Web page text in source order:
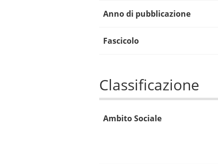
Anno di pubblicazione
Fascicolo
Classificazione
Ambito Sociale